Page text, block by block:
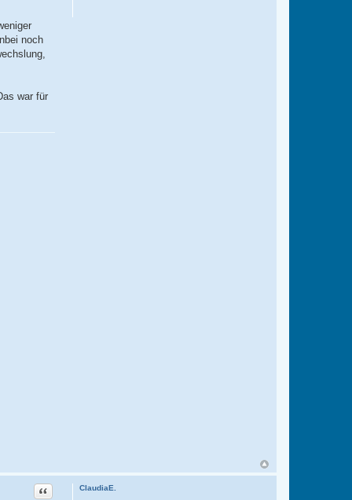
noch
war für
ClaudiaE.
Zitat